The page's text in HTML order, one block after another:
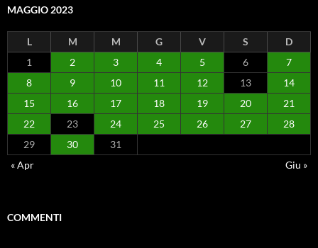
MAGGIO 2023
L M M G V S
D
1
2 3 4 5 6
7
8
9 10 11 12 13
14
15
16 17 18 19 20
21
22
23 24 25 26 27
28
29
30
31
« Apr
Giu »
COMMENTI